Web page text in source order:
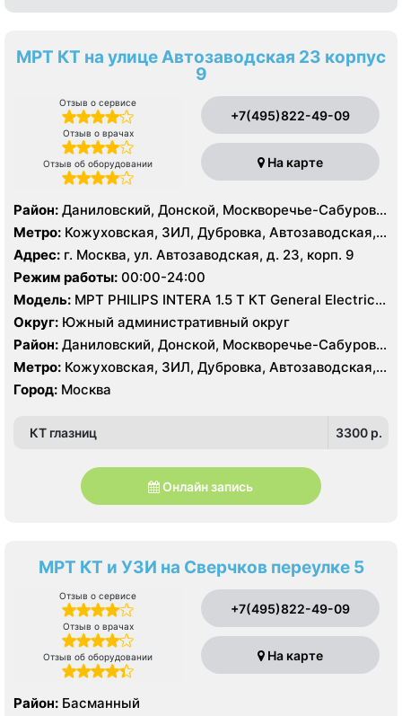
МРТ КТ на улице Автозаводская 23 корпус
9
Отзыв о сервисе
Отзыв о врачах
Отзыв об оборудовании
+7(495)822-49-09
На карте
Район: Даниловский, Донской, Москворечье-Сабурово,
Нагатино-Садовники, Нагатинский Затон, Нагорный
Метро: Кожуховская, ЗИЛ, Дубровка, Автозаводская,
Нагатинская, Технопарк, Тульская, Угрешская
Адрес: г. Москва, ул. Автозаводская, д. 23, корп. 9
Режим работы: 00:00-24:00
Модель: МРТ PHILIPS INTERA 1.5 T КТ General Electric
LIGHT SPEED 64 среза
Округ: Южный административный округ
Район: Даниловский, Донской, Москворечье-Сабурово,
Нагатино-Садовники, Нагатинский Затон, Нагорный
Метро: Кожуховская, ЗИЛ, Дубровка, Автозаводская,
Нагатинская, Технопарк, Тульская, Угрешская
Город: Москва
КТ глазниц 3300 p.
Онлайн запись
МРТ КТ и УЗИ на Сверчков переулке 5
Отзыв о сервисе
Отзыв о врачах
Отзыв об оборудовании
+7(495)822-49-09
На карте
Район: Басманный